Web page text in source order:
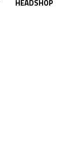
HEADSHOP